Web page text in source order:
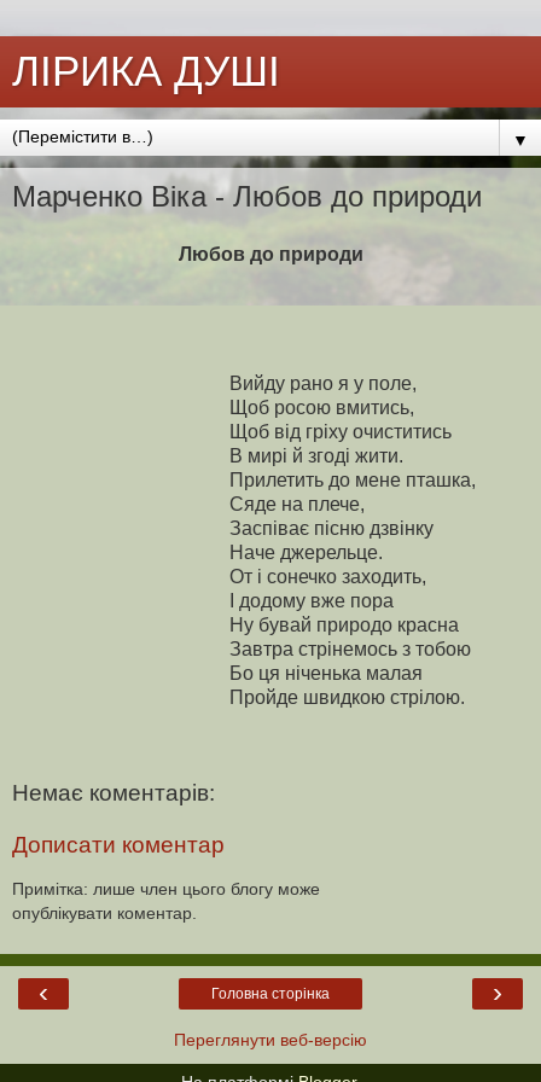
ЛІРИКА ДУШІ
▼
Марченко Віка - Любов до природи
Любов до природи
Вийду рано я у поле,
Щоб росою вмитись,
Щоб від гріху очиститись
В мирі й згоді жити.
Прилетить до мене пташка,
Сяде на плече,
Заспіває пісню дзвінку
Наче джерельце.
От і сонечко заходить,
І додому вже пора
Ну бувай природо красна
Завтра стрінемось з тобою
Бо ця ніченька малая
Пройде швидкою стрілою.
Немає коментарів:
Дописати коментар
Примітка: лише член цього блогу може
опублікувати коментар.
‹ ›
Головна сторінка
Переглянути веб-версію